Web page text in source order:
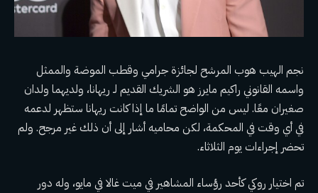
نجم الهيب هوب المرشح لجائزة جرامي وقطب الموضة والممثل
واسمه القانوني راكيم مايرز هو الشريك القديم لـ ريهانا، ولديهما ولدان
صغيران معًا. ليس من الواضح تمامًا ما إذا كانت ريهانا ستظهر لدعمه
في أي وقت في المحكمة، لكن محاميه أشار إلى أن ذلك غير مرجح. ولم
تحضر إجراءات يوم الثلاثاء.
تم اختيار روكي كأحد رؤساء المشاهير في ميت غالافي مايو، وله دور